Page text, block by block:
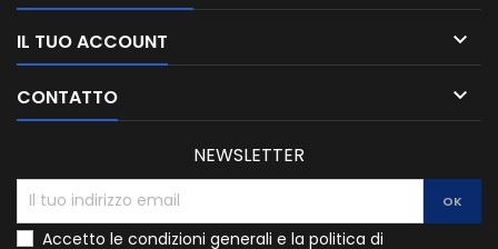
IL TUO ACCOUNT 
CONTATTO 
NEWSLETTER
Accetto le condizioni generali e la politica di